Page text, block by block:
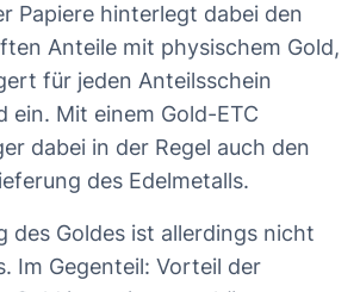
Papiere hinterlegt dabei den
Anteile mit physischem Gold,
für jeden Anteilsschein
ein. Mit einem Gold-ETC
dabei in der Regel auch den
des Edelmetalls.
des Goldes ist allerdings nicht
Im Gegenteil: Vorteil der